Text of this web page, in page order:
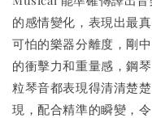
的感情變化，表現出最
可怕的樂器分離度，剛
的衝擊力和重量感，鋼
粒琴音都表現得清清楚
現，配合精準的瞬變，